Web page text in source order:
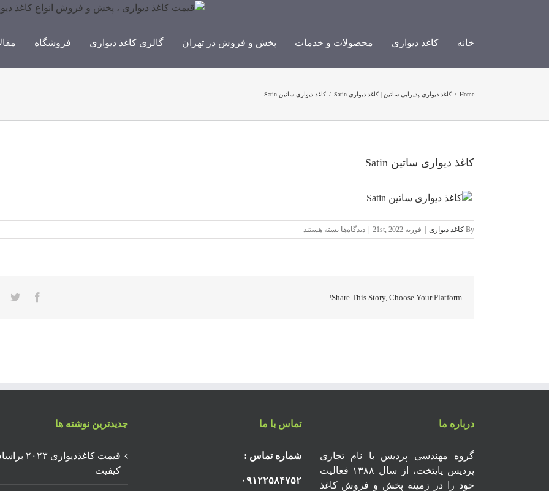
خانه کاغذ دیواری محصولات و خدمات پخش و فروش در تهران گالری کاغذ دیواری فروشگاه
Home
/ کاغذ دیواری پذیرایی ساتین | کاغذ دیواری Satin / کاغذ دیواری ساتین Satin
کاغذ دیواری ساتین Satin
By کاغذ دیواری فوریه 21st, 2022 دیدگاه‌ها برای
کاغذ
بسته هستند
Share This Story, Choose Your Platform!
درباره ما
گروه مهندسی پردیس با نام تجاری
پردیس پایتخت، از سال ۱۳۸۸ فعالیت
خود را در زمینه پخش و فروش کاغذ
تماس با ما
شماره تماس :
۰۹۱۲۲۵۸۴۷۵۲
جدیدترین نوشته ها
قیمت کاغذدیواری
کیفیت